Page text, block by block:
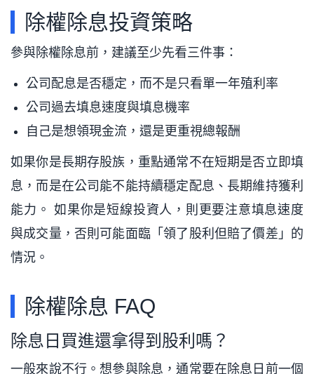
除權除息投資策略
參與除權除息前，建議至少先看三件事：
公司配息是否穩定，而不是只看單一年殖利率
公司過去填息速度與填息機率
自己是想領現金流，還是更重視總報酬
如果你是長期存股族，重點通常不在短期是否立即填
息，而是在公司能不能持續穩定配息、長期維持獲利
能力。 如果你是短線投資人，則更要注意填息速度
與成交量，否則可能面臨「領了股利但賠了價差」的
情況。
除權除息 FAQ
除息日買進還拿得到股利嗎？
一般來說不行。想參與除息，通常要在除息日前一個